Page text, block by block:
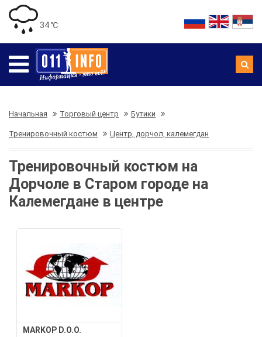
34 ℃
Начальная Торговый центр Бутики
Тренировочный костюм Центр, дорчол, калемегдан
Тренировочный костюм на
Дорчоле в Старом городе на
Калемегдане в центре
MARKOP D.O.O.